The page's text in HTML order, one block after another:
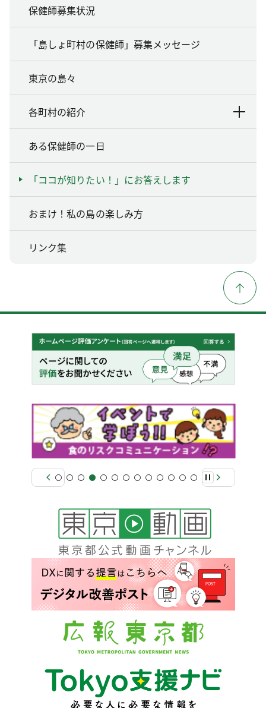
保健師募集状況
「島しょ町村の保健師」募集メッセージ
東京の島々
各町村の紹介
ある保健師の一日
「ココが知りたい！」にお答えします
おまけ！私の島の楽しみ方
リンク集